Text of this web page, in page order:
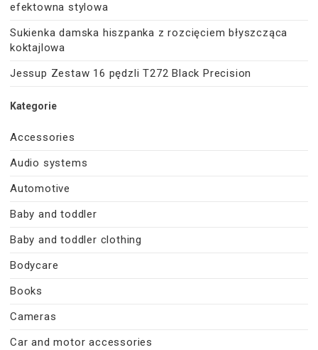
efektowna stylowa
Sukienka damska hiszpanka z rozcięciem błyszcząca
koktajlowa
Jessup Zestaw 16 pędzli T272 Black Precision
Kategorie
Accessories
Audio systems
Automotive
Baby and toddler
Baby and toddler clothing
Bodycare
Books
Cameras
Car and motor accessories